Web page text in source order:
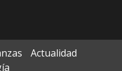
Actualidad